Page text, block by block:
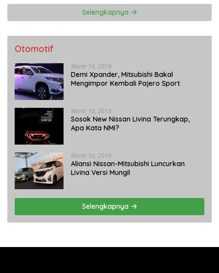
Selengkapnya
Otomotif
Maret 16, 2019
Demi Xpander, Mitsubishi Bakal
Mengimpor Kembali Pajero Sport
Maret 16, 2019
Sosok New Nissan Livina Terungkap,
Apa Kata NMI?
Maret 16, 2019
Aliansi Nissan-Mitsubishi Luncurkan
Livina Versi Mungil
Selengkapnya